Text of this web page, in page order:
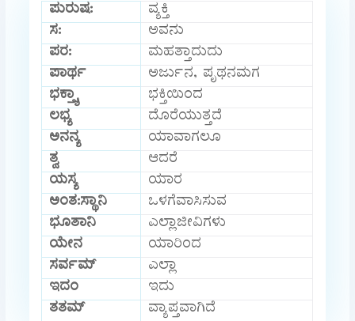
ಪುರುಷ:
ವ್ಯಕ್ತಿ
ಸ:
ಅವನು
ಪರ:
ಮಹತ್ತಾದುದು
ಪಾರ್ಥ
ಅರ್ಜುನ, ಪೃಥನಮಗ
ಭಕ್ತ್ಯಾ
ಭಕ್ತಿಯಿಂದ
ಲಭ್ಯ
ದೊರೆಯುತ್ತದೆ
ಅನನ್ಯ
ಯಾವಾಗಲೂ
ತ್ವ
ಆದರೆ
ಯಸ್ಯ
ಯಾರ
ಅಂತ:ಸ್ಥಾನಿ
ಒಳಗೆವಾಸಿಸುವ
ಭೂತಾನಿ
ಎಲ್ಲಾಜೀವಿಗಳು
ಯೇನ
ಯಾರಿಂದ
ಸರ್ವಮ್
ಎಲ್ಲಾ
ಇದಂ
ಇದು
ತತಮ್
ವ್ಯಾಪ್ತವಾಗಿದೆ